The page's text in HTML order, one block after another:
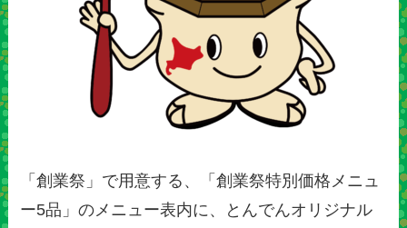
「創業祭」で用意する、「創業祭特別価格メニュ
ー5品」のメニュー表内に、とんでんオリジナル